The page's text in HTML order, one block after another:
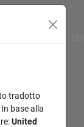
tradotto
base alla
United